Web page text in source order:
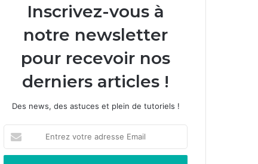
Inscrivez-vous à
notre newsletter
pour recevoir nos
derniers articles !
Des news, des astuces et plein de tutoriels !
t